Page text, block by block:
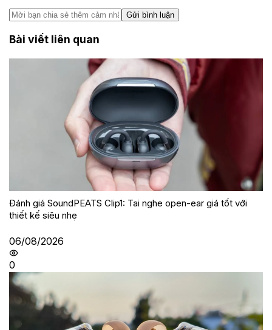
Gửi bình luận
Bài viết liên quan
Đánh giá SoundPEATS Clip1: Tai nghe open-ear giá tốt với
thiết kế siêu nhẹ
06/08/2026
0